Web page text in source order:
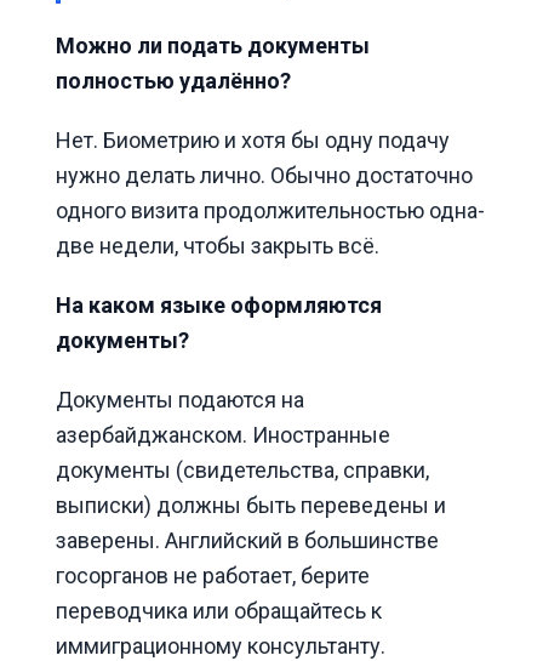
Можно ли подать документы
полностью удалённо?
Нет. Биометрию и хотя бы одну подачу
нужно делать лично. Обычно достаточно
одного визита продолжительностью одна-
две недели, чтобы закрыть всё.
На каком языке оформляются
документы?
Документы подаются на
азербайджанском. Иностранные
документы (свидетельства, справки,
выписки) должны быть переведены и
заверены. Английский в большинстве
госорганов не работает, берите
переводчика или обращайтесь к
иммиграционному консультанту.